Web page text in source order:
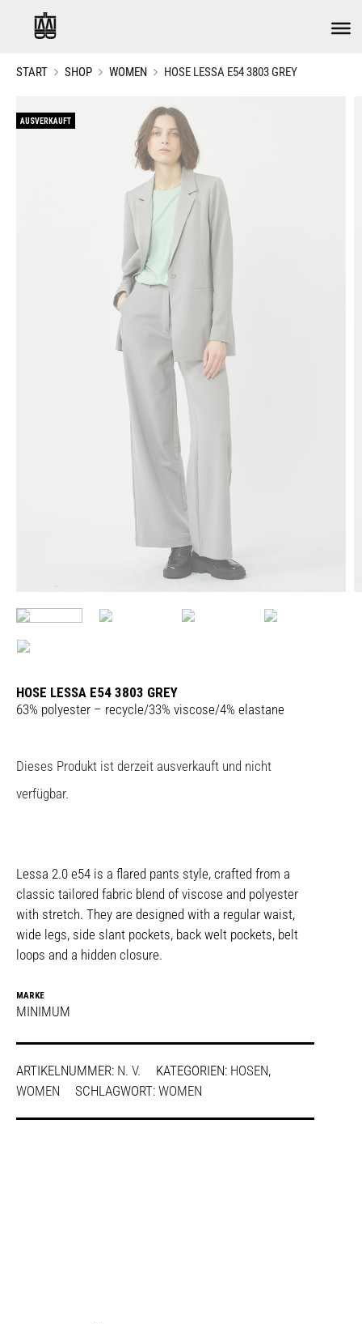
START SHOP WOMEN HOSE LESSA E54 3803 GREY
AUSVERKAUFT
HOSE LESSA E54 3803 GREY
63% polyester – recycle/33% viscose/4% elastane
Dieses Produkt ist derzeit ausverkauft und nicht
verfügbar.
Lessa 2.0 e54 is a flared pants style, crafted from a
classic tailored fabric blend of viscose and polyester
with stretch. They are designed with a regular waist,
wide legs, side slant pockets, back welt pockets, belt
loops and a hidden closure.
MARKE
MINIMUM
ARTIKELNUMMER: N. V. KATEGORIEN: HOSEN,
WOMEN
SCHLAGWORT: WOMEN